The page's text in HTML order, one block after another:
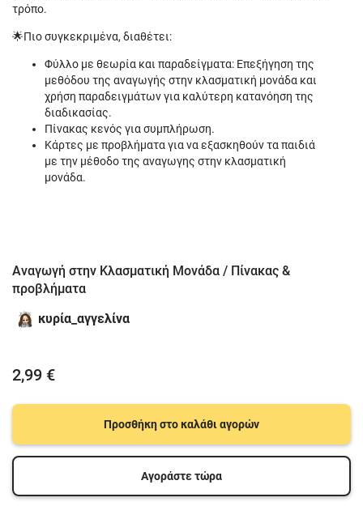
τρόπο.
🌟Πιο συγκεκριμένα, διαθέτει:
Φύλλο με θεωρία και παραδείγματα: Επεξήγηση της
μεθόδου της αναγωγής στην κλασματική μονάδα και
χρήση παραδειγμάτων για καλύτερη κατανόηση της
διαδικασίας.
Πίνακας κενός για συμπλήρωση.
Κάρτες με προβλήματα για να εξασκηθούν τα παιδιά
με την μέθοδο της αναγωγης στην κλασματική
μονάδα.
Αναγωγή στην Κλασματική Μονάδα / Πίνακας &
προβλήματα
κυρία_αγγελίνα
2,99 €
Προσθήκη στο καλάθι αγορών
Αγοράστε τώρα